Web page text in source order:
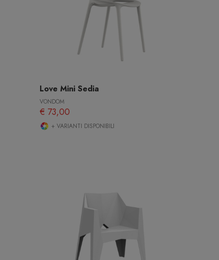
Love Mini Sedia
VONDOM
€ 73,00
+ VARIANTI DISPONIBILI